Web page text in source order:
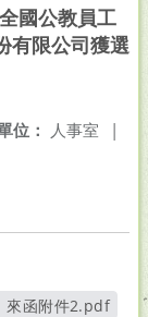
國公教員工
有限公司獲選
位： 人事室 |
來函附件2.pdf